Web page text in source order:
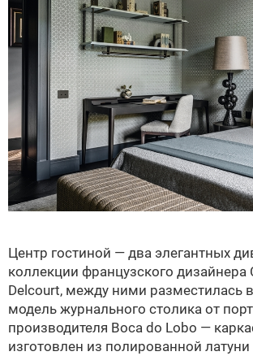
Центр гостиной — два элегантных
коллекции французского дизайнера
Delcourt, между ними разместилась
модель журнального столика от
производителя Boca do Lobo —
изготовлен из полированной латуни